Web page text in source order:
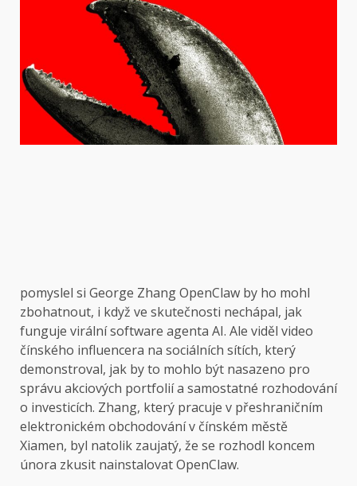
pomyslel si George ZhangOpenClaw by ho mohl
zbohatnout, i když ve skutečnosti nechápal, jak
funguje virální software agenta AI. Ale viděl video
čínského influencera na sociálních sítích, který
demonstroval, jak by to mohlo být nasazeno pro
správu akciových portfolií a samostatné rozhodování
o investicích. Zhang, který pracuje v přeshraničním
elektronickém obchodování v čínském městě
Xiamen, byl natolik zaujatý, že se rozhodl koncem
února zkusit nainstalovat OpenClaw.